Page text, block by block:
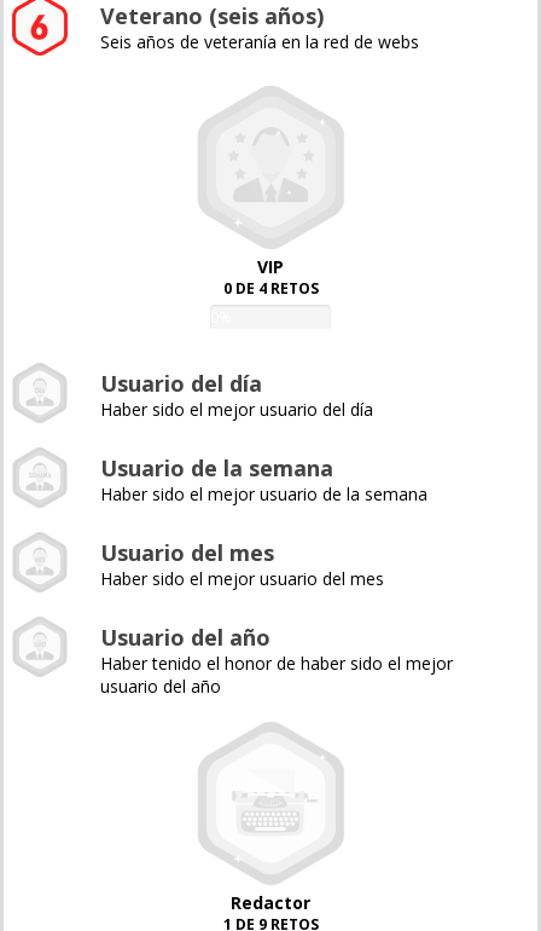
Veterano (seis años)
Seis años de veteranía en la red de webs
VIP
0 DE 4 RETOS
Usuario del día
Haber sido el mejor usuario del día
Usuario de la semana
Haber sido el mejor usuario de la semana
Usuario del mes
Haber sido el mejor usuario del mes
Usuario del año
Haber tenido el honor de haber sido el mejor
usuario del año
Redactor
1 DE 9 RETOS